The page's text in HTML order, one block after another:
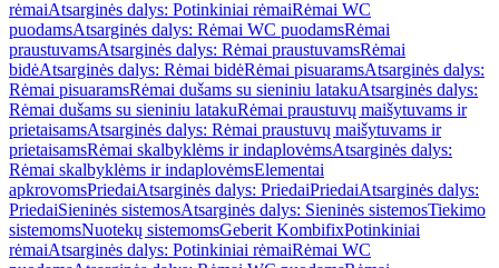
rėmaiAtsarginės dalys: Potinkiniai rėmaiRėmai WC
puodamsAtsarginės dalys: Rėmai WC puodamsRėmai
praustuvamsAtsarginės dalys: Rėmai praustuvamsRėmai
bidėAtsarginės dalys: Rėmai bidėRėmai pisuaramsAtsarginės dalys:
Rėmai pisuaramsRėmai dušams su sieniniu latakuAtsarginės dalys:
Rėmai dušams su sieniniu latakuRėmai praustuvų maišytuvams ir
prietaisamsAtsarginės dalys: Rėmai praustuvų maišytuvams ir
prietaisamsRėmai skalbyklėms ir indaplovėmsAtsarginės dalys:
Rėmai skalbyklėms ir indaplovėmsElementai
apkrovomsPriedaiAtsarginės dalys: PriedaiPriedaiAtsarginės dalys:
PriedaiSieninės sistemosAtsarginės dalys: Sieninės sistemosTiekimo
sistemomsNuotekų sistemomsGeberit KombifixPotinkiniai
rėmaiAtsarginės dalys: Potinkiniai rėmaiRėmai WC